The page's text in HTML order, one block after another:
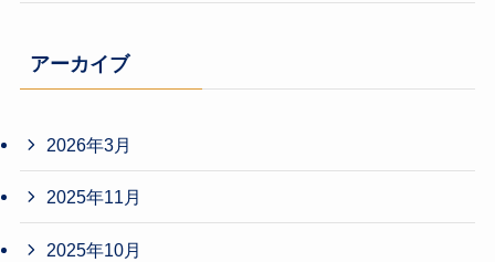
アーカイブ
2026年3月
2025年11月
2025年10月